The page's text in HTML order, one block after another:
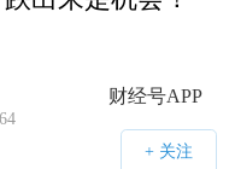
财经号APP